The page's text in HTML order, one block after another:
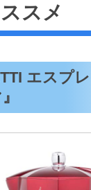
スメ
エスプ